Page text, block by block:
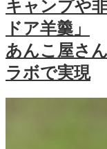
キャンプや
ドア羊羹」
あんこ屋さ
ラボで実現